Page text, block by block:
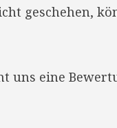
geschehen,
uns eine